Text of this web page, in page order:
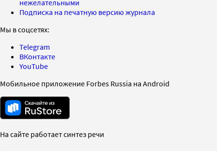
нежелательными
Подписка на печатную версию журнала
Мы в соцсетях:
Telegram
ВКонтакте
YouTube
Мобильное приложение Forbes Russia на Android
На сайте работает синтез речи